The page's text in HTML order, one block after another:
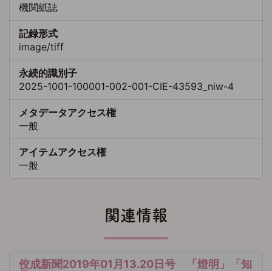
機関紙誌
記録形式
image/tiff
永続的識別子
2025-1001-100001-002-001-CIE-43593_niw-4
メタデータアクセス権
一般
アイテムアクセス権
一般
関連情報
佼成新聞2019年01月13.20日号 「燈明」「知